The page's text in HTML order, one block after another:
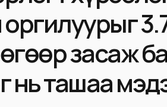
засаж
нь ташаа